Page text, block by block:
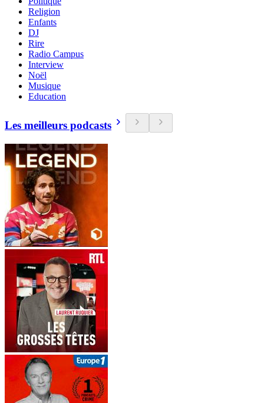
Religion
Enfants
DJ
Rire
Radio Campus
Interview
Noël
Musique
Education
Les meilleurs podcasts